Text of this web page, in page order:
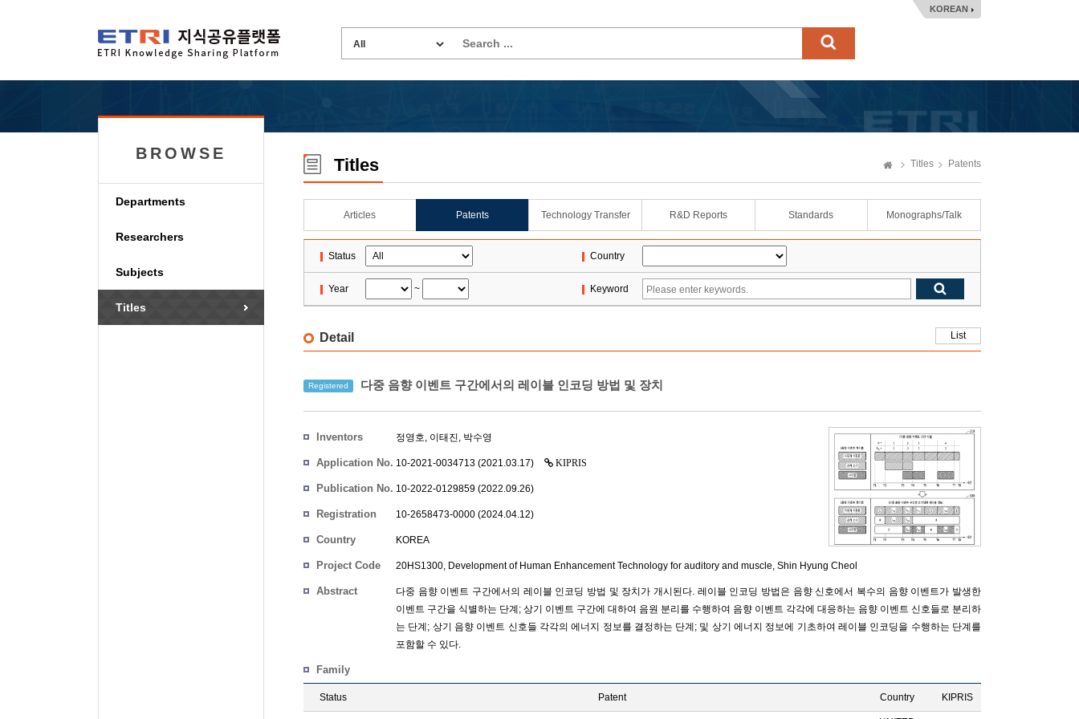
KOREAN
BROWSE
Departments
Researchers
Subjects
Titles
Titles Titles Patents
Articles Patents Technology Transfer R&D Reports Standards Monographs/Talk
Status Country
Year ~ Keyword
Detail List
Registered 다중 음향 이벤트 구간에서의 레이블 인코딩 방법 및 장치
Inventors 정영호, 이태진, 박수영
Application No. 10-2021-0034713 (2021.03.17) KIPRIS
Publication No. 10-2022-0129859 (2022.09.26)
Registration
10-2658473-0000 (2024.04.12)
Country KOREA
Project Code 20HS1300, Development of Human Enhancement Technology for auditory and muscle, Shin Hyung Cheol
Abstract
다중 음향 이벤트 구간에서의 레이블 인코딩 방법 및 장치가 개시된다. 레이블 인코딩 방법은 음향 신호에서 복수의 음향 이벤트가 발생한
이벤트 구간을 식별하는 단계; 상기 이벤트 구간에 대하여 음원 분리를 수행하여 음향 이벤트 각각에 대응하는 음향 이벤트 신호들로 분리하
는 단계; 상기 음향 이벤트 신호들 각각의 에너지 정보를 결정하는 단계; 및 상기 에너지 정보에 기초하여 레이블 인코딩을 수행하는 단계를
포함할 수 있다.
Family
Status Patent Country KIPRIS